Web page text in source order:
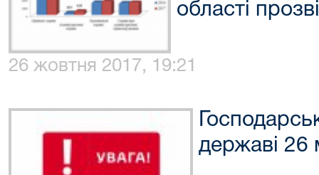
області
26 жовтня 2017, 19:21
державі 26